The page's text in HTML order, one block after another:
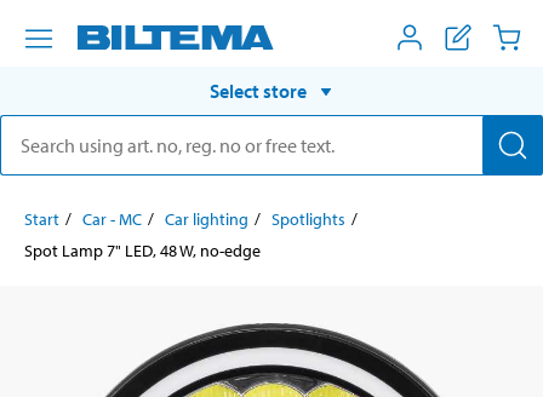
Select store
Start Car - MC Car lighting
Spotlights
Spot Lamp 7" LED, 48 W, no-edge